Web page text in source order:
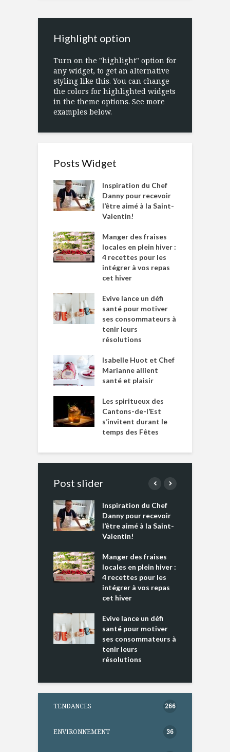
Highlight option
Turn on the "highlight" option for
any widget, to get an alternative
styling like this. You can change
the colors for highlighted widgets
in the theme options. See more
examples below.
Posts Widget
Inspiration du Chef
Danny pour recevoir
l’être aimé à la Saint-
Valentin!
Manger des fraises
locales en plein hiver :
4 recettes pour les
intégrer à vos repas
cet hiver
Evive lance un défi
santé pour motiver
ses consommateurs à
tenir leurs
résolutions
Isabelle Huot et Chef
Marianne allient
santé et plaisir
Les spiritueux des
Cantons-de-l’Est
s’invitent durant le
temps des Fêtes
Post slider
Inspiration du Chef
Danny pour recevoir
l’être aimé à la Saint-
Valentin!
Manger des fraises
locales en plein hiver :
4 recettes pour les
intégrer à vos repas
cet hiver
Evive lance un défi
santé pour motiver
ses consommateurs à
tenir leurs
résolutions
TENDANCES 266
ENVIRONNEMENT 36